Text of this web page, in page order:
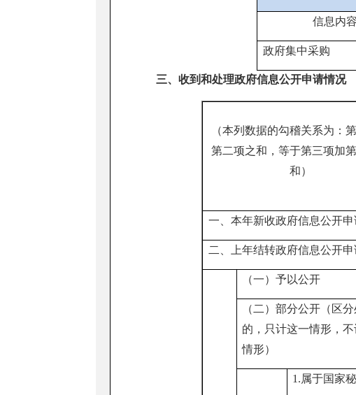
信息内容
政府集中采购
三、收到和处理政府信息公开申请情况
（本列数据的勾稽关系为：
第二项之和，等于第三项加
和）
一、本年新收政府信息公开
二、上年结转政府信息公开
（一）予以公开
（二）部分公开（区
的，只计这一情形，
情形）
1.属于国家